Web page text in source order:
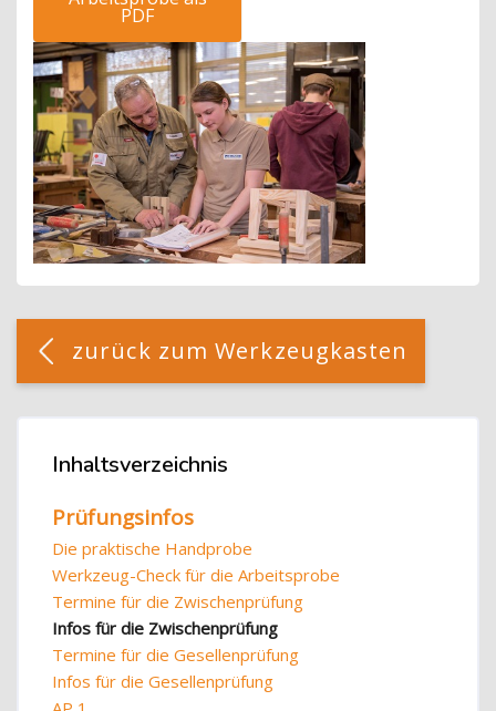
PDF
Blöcke
[Cocoon] Custom HTML überspringen
zurück zum Werkzeugkasten
Inhaltsverzeichnis überspringen
Inhaltsverzeichnis
Prüfungsinfos
Die praktische Handprobe
Werkzeug-Check für die Arbeitsprobe
Termine für die Zwischenprüfung
Infos für die Zwischenprüfung
Termine für die Gesellenprüfung
Infos für die Gesellenprüfung